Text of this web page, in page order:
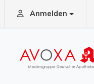
Anmelden